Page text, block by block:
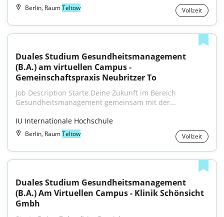
Berlin, RaumTeltow Vollzeit
Duales Studium Gesundheitsmanagement
(B.A.) am virtuellen Campus -
Gemeinschaftspraxis Neubritzer To
Job Description Starte Deine Zukunft im Bereich
Gesundheitsmanagement gemeinsam mit der...
IU Internationale Hochschule
Berlin, RaumTeltow Vollzeit
Duales Studium Gesundheitsmanagement
(B.A.) Am Virtuellen Campus - Klinik Schönsicht
Gmbh